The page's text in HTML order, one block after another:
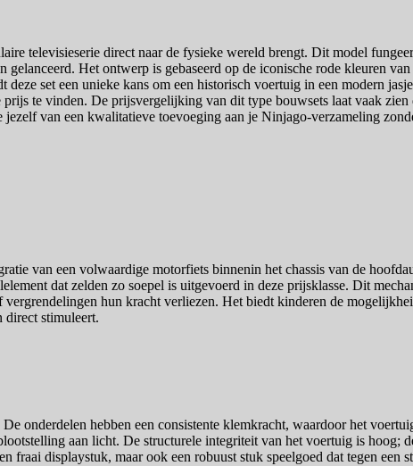
televisieserie direct naar de fysieke wereld brengt. Dit model
Het ontwerp is gebaseerd op de iconische rode kleuren
set een unieke kans om een historisch voertuig in een modern
te vinden. De prijsvergelijking van dit type bouwsets laat vaak
van een kwalitatieve toevoeging aan je Ninjago-verzameling
van een volwaardige motorfiets binnenin het chassis van de
dat zelden zo soepel is uitgevoerd in deze prijsklasse. Dit
hun kracht verliezen. Het biedt kinderen de
direct stimuleert.
onderdelen hebben een consistente klemkracht, waardoor het
aan licht. De structurele integriteit van het voertuig is hoog;
displaystuk, maar ook een robuust stuk speelgoed dat tegen een